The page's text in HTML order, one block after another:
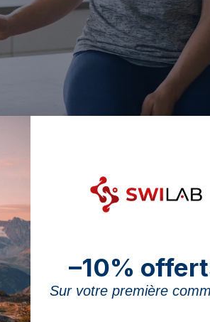
der Sporternährung, das
hilft, seinen Nährwert und
Beitrag zur Funktionsweise von
wird und welche Eigenschaften
–10%
Sur votre première